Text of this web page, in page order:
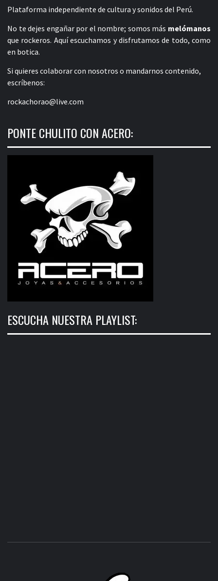
Plataforma independiente de cultura y sonidos del Perú.
No te dejes engañar por el nombre; somos más melómanos
que rockeros. Aquí escuchamos y disfrutamos de todo, como
en botica.
Si quieres colaborar con nosotros o mandarnos contenido,
escríbenos:
rockachorao@live.com
PONTE CHULITO CON ACERO:
ESCUCHA NUESTRA PLAYLIST: